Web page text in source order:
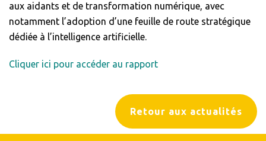
Retour aux actualités
aux aidants et de transformation numérique, avec
notamment l’adoption d’une feuille de route stratégique
dédiée à l’intelligence artificielle.
Cliquer ici pour accéder au rapport